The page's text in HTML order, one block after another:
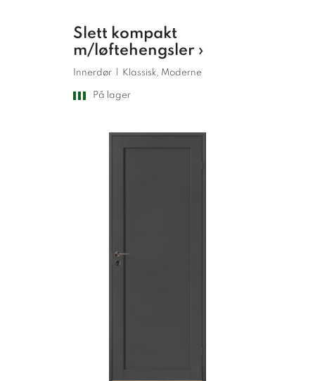
Slett kompakt
m/løftehengsler ›
Innerdør Klassisk, Moderne
På lager